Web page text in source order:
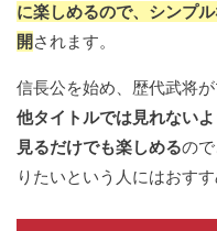
に楽しめるので、シンプ
開 されます。
信長公を始め、歴代武将
他タイトルでは見れない
見るだけでも楽しめるの
りたいという人にはおすす